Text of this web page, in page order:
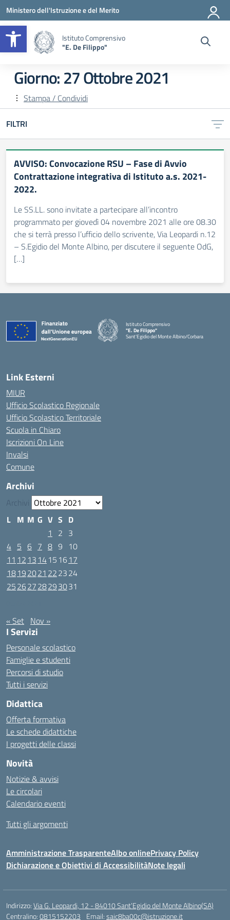
Apri la barra degli strumenti
Vai ai contenuti
Vai al menu di navigazione
Vai al footer
Ministero dell'Istruzione e del Merito
Istituto Comprensivo
"E. De Filippo"
Giorno:27 Ottobre 2021
Stampa / Condividi
FILTRI
AVVISO: Convocazione RSU – Fase di Avvio
Contrattazione integrativa di Istituto a.s. 2021-
2022.
Le SS.LL. sono invitate a partecipare all’incontro
programmato per giovedì 04 novembre 2021 alle ore 08.30
che si terrà presso l’ufficio dello scrivente, Via Leopardi n.12
– S.Egidio del Monte Albino, per discutere il seguente OdG,
[…]
Istituto Comprensivo
"E. De Filippo"
Sant'Egidio del Monte Albino/Corbara
Link Esterni
MIUR
Ufficio Scolastico Regionale
Ufficio Scolastico Territoriale
Scuola in Chiaro
Iscrizioni On Line
Invalsi
Comune
Archivi
Archivi
L M M G V S D
1
2 3
4 5 6 7 8 9 10
11 12 13 1415 1617
18192021 222324
25262728293031
« Set Nov »
I Servizi
Personale scolastico
Famiglie e studenti
Percorsi di studio
Tutti i servizi
Didattica
Offerta formativa
Le schede didattiche
I progetti delle classi
Novità
Notizie & avvisi
Le circolari
Calendario eventi
Tutti gli argomenti
Amministrazione TrasparenteAlbo onlinePrivacy Policy
Dichiarazione e Obiettivi di AccessibilitàNote legali
Indirizzo:Via G. Leopardi, 12 - 84010 Sant’Egidio del Monte Albino(SA)
Centralino:0815152203 Email:saic8ba00c@istruzione.it